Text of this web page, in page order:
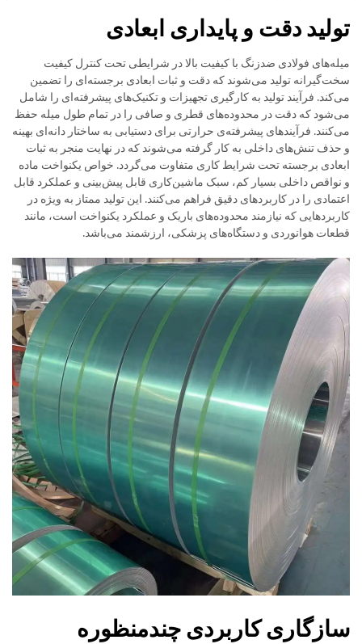
تولید دقت و پایداری ابعادی
میله‌های فولادی ضدزنگ با کیفیت بالا در شرایطی تحت کنترل کیفیت
سخت‌گیرانه تولید می‌شوند که دقت و ثبات ابعادی برجسته‌ای را تضمین
می‌کند. فرآیند تولید به کارگیری تجهیزات و تکنیک‌های پیشرفته‌ای را شامل
می‌شود که دقت در محدوده‌های قطری و صافی را در تمام طول میله حفظ
می‌کنند. فرآیندهای پیشرفته‌ی حرارتی برای دستیابی به ساختار دانه‌ای بهینه
و حذف تنش‌های داخلی به کار گرفته می‌شوند که در نهایت منجر به ثبات
ابعادی برجسته تحت شرایط کاری متفاوت می‌گردد. خواص یکنواخت ماده
و نواقص داخلی بسیار کم، سبک ماشین‌کاری قابل پیش‌بینی و عملکرد قابل
اعتمادی را در کاربردهای دقیق فراهم می‌کنند. این تولید ممتاز به ویژه در
کاربردهایی که نیازمند محدوده‌های باریک و عملکرد یکنواخت است، مانند
قطعات هوانوردی و دستگاه‌های پزشکی، ارزشمند می‌باشد.
سازگاری کاربردی چندمنظوره